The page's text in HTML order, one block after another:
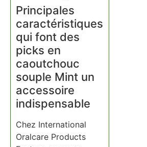
Principales
caractéristiques
qui font des
picks en
caoutchouc
souple Mint un
accessoire
indispensable
Chez International
Oralcare Products